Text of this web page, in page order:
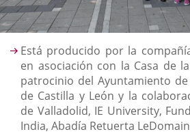
Descripción
Está producido por la
en asociación con la Casa de
patrocinio del Ayuntamiento
de Castilla y León y la
de Valladolid, IE University,
India, Abadía Retuerta